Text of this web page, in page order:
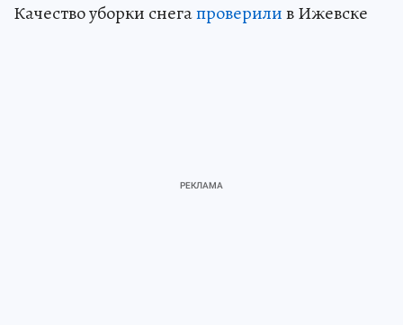
Качество уборки снегапроверилив Ижевске